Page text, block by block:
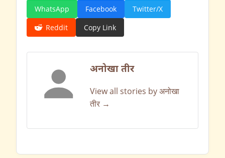
WhatsApp Facebook
Twitter/X
Reddit
Copy Link
अनोखा तीर
View all stories by अनोखा
तीर →